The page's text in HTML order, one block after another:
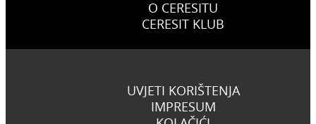
O CERESITU
CERESIT KLUB
UVJETI KORIŠTENJA
IMPRESUM